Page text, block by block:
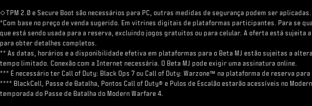
◇TPM 2.0 e Secure Boot são necessários para PC, outras medidas de segurança podem ser aplicadas.
*Com base no preço de venda sugerido. Em vitrines digitais de plataformas participantes. Para se
que está sendo usada para a reserva, excluindo jogos gratuitos ou para celular. A oferta está
para obter detalhes completos.
** As datas, horários e a disponibilidade efetiva em plataformas para o Beta MJ estão sujeitas a
tempo limitado. Conexão com a Internet necessária. O Beta MJ pode exigir uma assinatura online.
*** É necessário ter Call of Duty: Black Ops 7 ou Call of Duty: Warzone™ na plataforma de reserva
**** BlackCell, Passe de Batalha, Pontos Call of Duty® e Pulos de Escalão estarão acessíveis no
temporada do Passe de Batalha do Modern Warfare 4.